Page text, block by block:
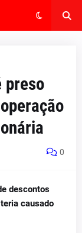
preso
0
descontos
causado